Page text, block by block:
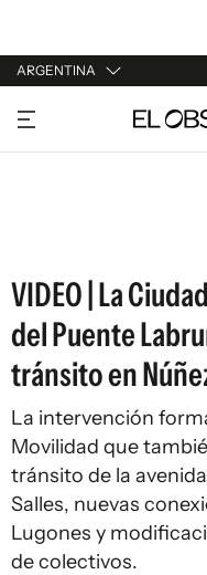
ARGENTINA
URUGUAY
ARGENTINA
VIDEO | La
del Puente
tránsito en
La intervención
Movilidad que
tránsito de la
Salles, nuevas
Lugones y
de colectivos.